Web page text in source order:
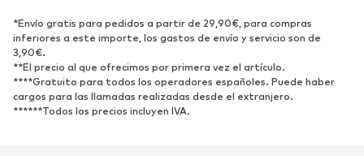
ZAPATOS
Nuevo
Zapatillas de deporte
Botines
Zapatos de tacón y plataforma Botas
*Envío gratis para pedidos a partir de 29,90€, para compras
inferiores a este importe, los gastos de envío y servicio son de
3,90€.
**El precio al que ofrecimos por primera vez el artículo.
****Gratuito para todos los operadores españoles. Puede haber
cargos para las llamadas realizadas desde el extranjero.
******Todos los precios incluyen IVA.